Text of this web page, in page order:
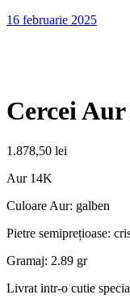
16 februarie 2025
Cercei Aur
1.878,50 lei
Aur 14K
Culoare Aur: galben
Pietre semiprețioase:
Gramaj: 2.89 gr
Livrat intr-o cutie